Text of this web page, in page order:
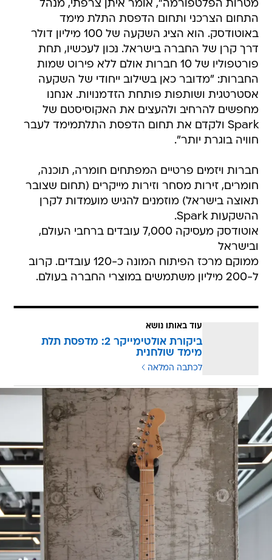
מטרות הפלטפורמה", אומר איתן צרפתי, מנהל
התחום הצרכני ותחום הדפסת התלת מימד
באוטודסק. הוא הציג השקעה של 100 מיליון דולר
דרך קרן של החברה בישראל. נכון לעכשיו, תחת
פורטפוליו של 10 חברות אולם ללא פירוט שמות
החברות: "מדובר כאן בשילוב ייחודי של השקעה
אסטרטגית ושותפות פותחת הזדמנויות. אנחנו
מחפשים להרחיב ולהעצים את האקוסיסטם של
Spark ולקדם את תחום הדפסת התלתמימד לעבר
חוויה בוגרת יותר".
חברות ויזמים פרטיים המפתחים חומרה, תוכנה,
חומרים, זירות מסחר וזירות מייקרים (תחום שצובר
תאוצה בישראל) מוזמנים להגיש מועמדות לקרן
ההשקעות Spark.
אוטודסק מעסיקה 7,000 עובדים ברחבי העולם,
ובישראל
ממוקם מרכז הפיתוח המונה כ-120 עובדים. קרוב
ל-200 מיליון משתמשים במוצרי החברה בעולם.
עוד באותו נושא
ביקורת אולטימייקר 2: מדפסת תלת
מימד שולחנית
לכתבה המלאה